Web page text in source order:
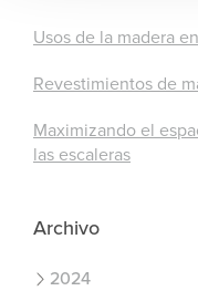
Usos de la madera
Revestimientos de
Maximizando el
las escaleras
Archivo
2024